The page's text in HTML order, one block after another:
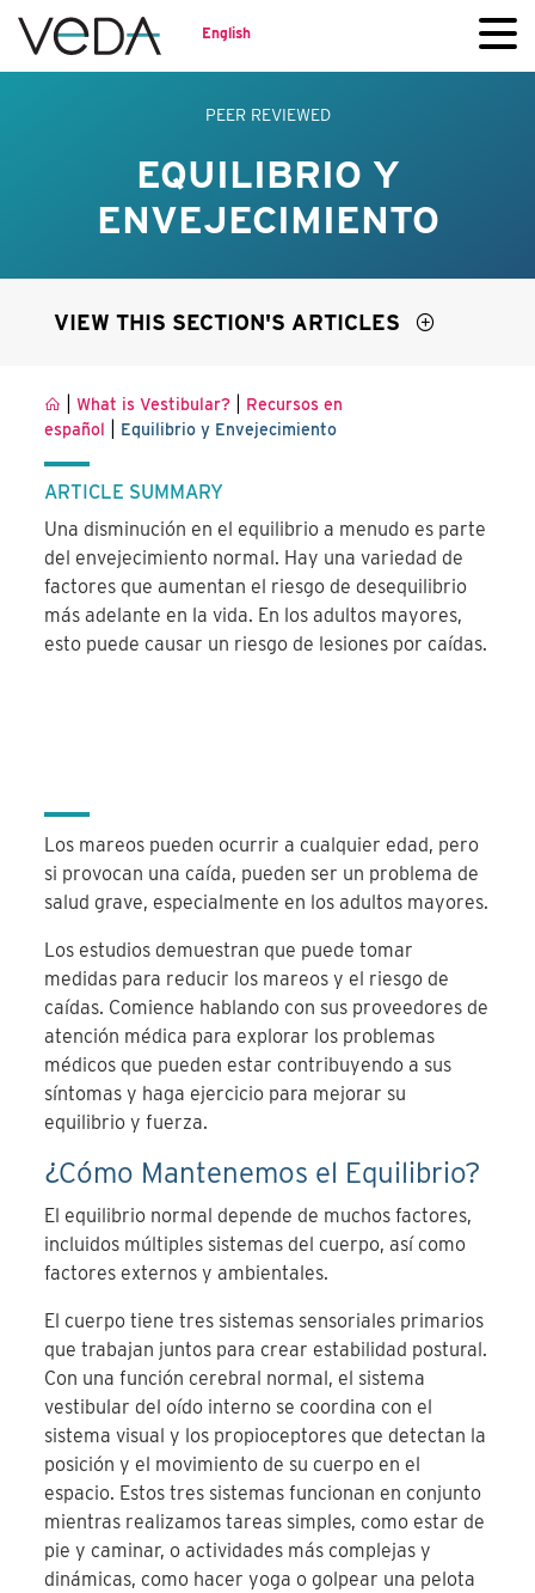
English
PEER REVIEWED
EQUILIBRIO Y
ENVEJECIMIENTO
VIEW THIS SECTION'S ARTICLES
|What is Vestibular?
Recursos en
español
Equilibrio y Envejecimiento
ARTICLE SUMMARY
Una disminución en el equilibrio a menudo es parte
del envejecimiento normal. Hay una variedad de
factores que aumentan el riesgo de desequilibrio
más adelante en la vida. En los adultos mayores,
esto puede causar un riesgo de lesiones por caídas.
Los mareos pueden ocurrir a cualquier edad, pero
si provocan una caída, pueden ser un problema de
salud grave, especialmente en los adultos mayores.
Los estudios demuestran que puede tomar
medidas para reducir los mareos y el riesgo de
caídas. Comience hablando con sus proveedores de
atención médica para explorar los problemas
médicos que pueden estar contribuyendo a sus
síntomas y haga ejercicio para mejorar su
equilibrio y fuerza.
¿Cómo Mantenemos el Equilibrio?
El equilibrio normal depende de muchos factores,
incluidos múltiples sistemas del cuerpo, así como
factores externos y ambientales.
El cuerpo tiene tres sistemas sensoriales primarios
que trabajan juntos para crear estabilidad postural.
Con una función cerebral normal, el sistema
vestibular del oído interno se coordina con el
sistema visual y los propioceptores que detectan la
posición y el movimiento de su cuerpo en el
espacio. Estos tres sistemas funcionan en conjunto
mientras realizamos tareas simples, como estar de
pie y caminar, o actividades más complejas y
dinámicas, como hacer yoga o golpear una pelota